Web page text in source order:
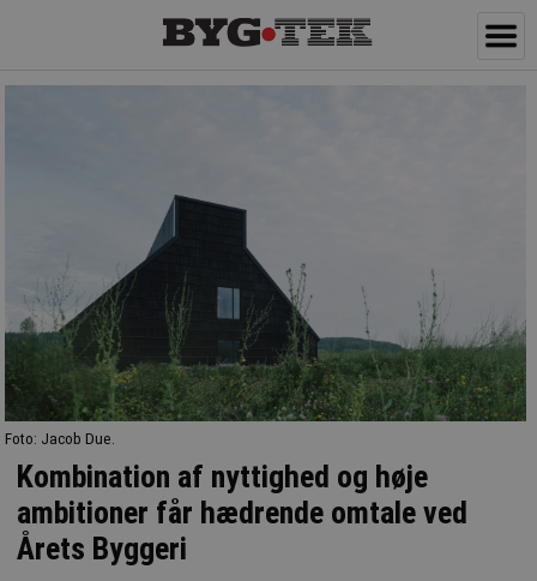
Foto: Jacob Due.
Kombination af nyttighed og høje
ambitioner får hædrende omtale ved
Årets Byggeri